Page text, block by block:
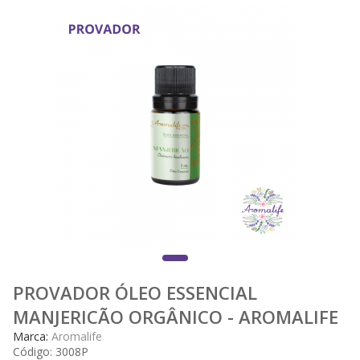
PROVADOR ÓLEO ESSENCIAL
MANJERICÃO ORGÂNICO - AROMALIFE
Marca:Aromalife
Código: 3008P